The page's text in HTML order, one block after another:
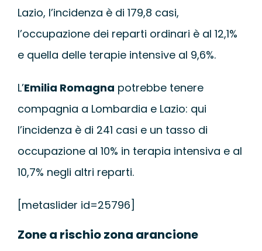
Lazio, l’incidenza è di 179,8 casi,
l’occupazione dei reparti ordinari è al 12,1%
e quella delle terapie intensive al 9,6%.
L’Emilia Romagna potrebbe tenere
compagnia a Lombardia e Lazio: qui
l’incidenza è di 241 casi e un tasso di
occupazione al 10% in terapia intensiva e al
10,7% negli altri reparti.
[metaslider id=25796]
Zone a rischio zona arancione